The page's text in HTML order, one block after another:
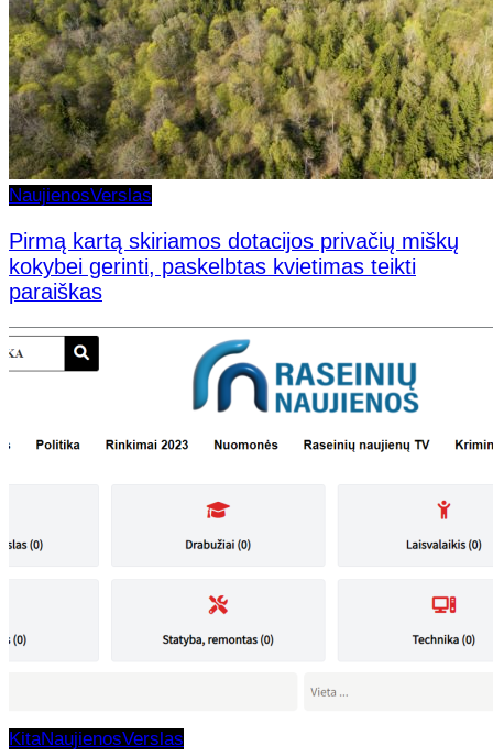
NaujienosVerslas
Pirmą kartą skiriamos dotacijos privačių miškų
kokybei gerinti, paskelbtas kvietimas teikti
paraiškas
KitaNaujienosVerslas